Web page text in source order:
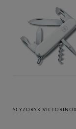
SCYZORYK